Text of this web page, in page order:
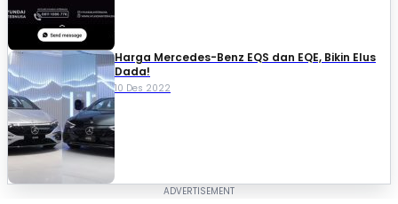
Harga Mercedes-Benz EQS dan EQE, Bikin Elus
Dada!
10 Des 2022